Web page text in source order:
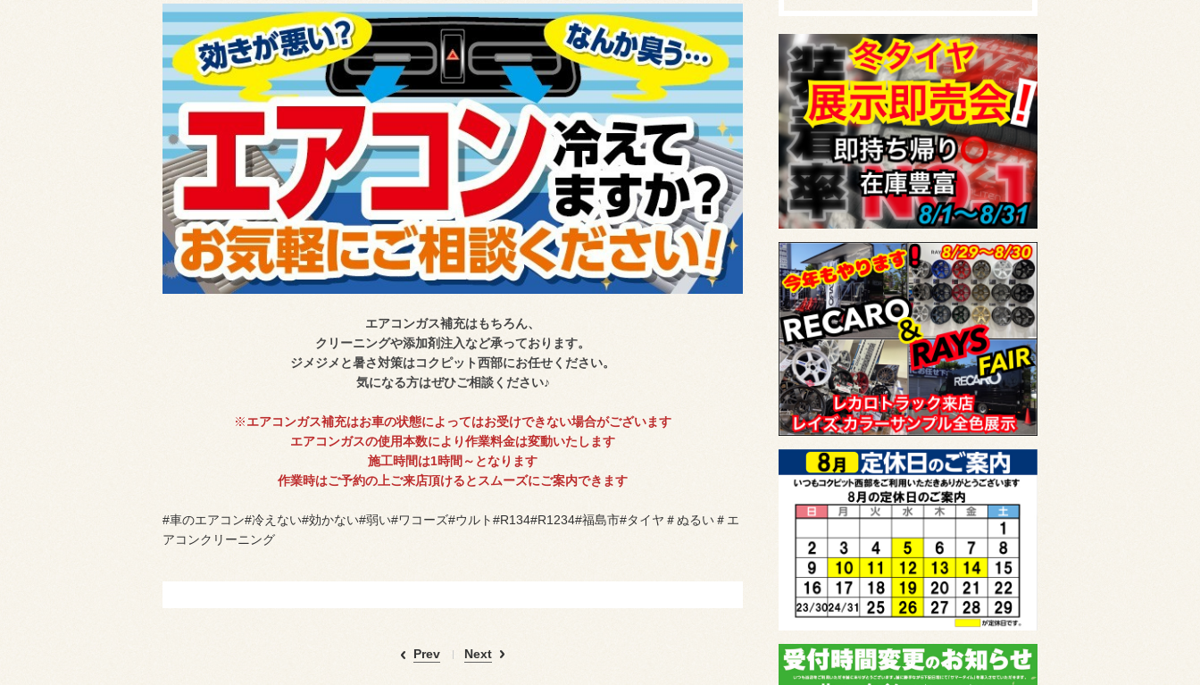
エアコンガス補充はもちろん、
クリーニングや添加剤注入など承っております。
ジメジメと暑さ対策はコクピット西部にお任せください。
気になる方はぜひご相談ください♪
※エアコンガス補充はお車の状態によってはお受けできない場合がございます
エアコンガスの使用本数により作業料金は変動いたします
施工時間は1時間～となります
作業時はご予約の上ご来店頂けると スムーズにご案内できます
#車のエアコン#冷えない#効かない#弱い#ワコーズ#ウルト#R134#R1234#福島市#タイヤ＃ぬるい＃エ
アコンクリーニング
Prev Next